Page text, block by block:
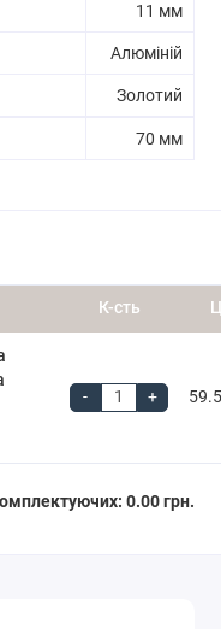
11 мм
Алюміній
Золотий
70 мм
К-сть
- +
0.00 грн.